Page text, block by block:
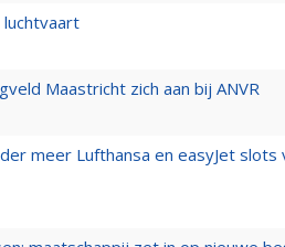
luchtvaart
Maastricht zich aan bij ANVR
meer Lufthansa en easyJet slots